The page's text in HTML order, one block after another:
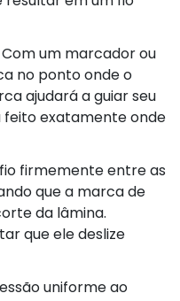
Com um marcador ou
no ponto onde o
ajudará a guiar seu
feito exatamente onde
firmemente entre as
que a marca de
da lâmina.
que ele deslize
uniforme ao